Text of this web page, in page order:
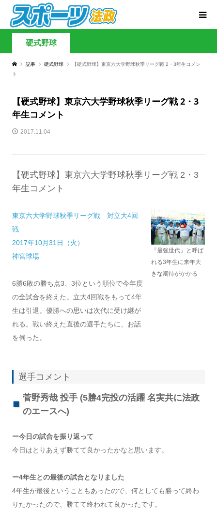
硬式野球
記事 硬式野球
【硬式野球】東京六大学野球秋季リーグ戦 2・3年生コメン
ト
【硬式野球】東京六大学野球秋季リーグ戦 2・3
年生コメント
2017.11.04
【硬式野球】東京六大学野球秋季リーグ戦 2・3
年生コメント
東京六大学野球秋季リーグ戦 対立大4回
戦
2017年10月31日（火）
神宮球場
6勝6敗の勝ち点3、3位という順位で今年度
の全試合を終えた。立大4回戦をもって4年
生は引退。優勝への思いは次代に受け継が
れる。戦い終えた直後の選手たちに、お話
を伺った。
『最強世代』と呼ば
れる3年生に来年大
きな期待がかかる
選手コメント
菅野秀哉 投手 (5勝4完投の活躍 名実共に法政
のエースへ)
ー今日の試合を振り返って
今日はとりあえず勝てて良かったかなと思います。
ー4年生との最後の試合となりました
4年生が最後ということもあったので、何としても勝って終わ
りたかったので、勝てて終われて良かったです。